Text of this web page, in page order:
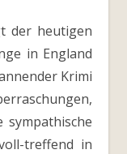
der heutigen
in England
Krimi
treffend in